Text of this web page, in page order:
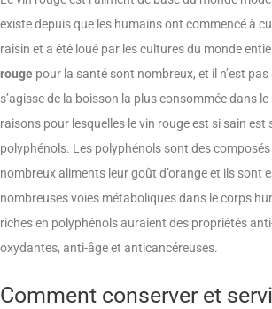
existe depuis que les humains ont commencé à
raisin et a été loué par les cultures du monde
rouge pour la santé sont nombreux, et il n’est pas
s’agisse de la boisson la plus consommée dans le
raisons pour lesquelles le vin rouge est si sain est
polyphénols. Les polyphénols sont des
nombreux aliments leur goût d’orange et ils sont
nombreuses voies métaboliques dans le corps
riches en polyphénols auraient des propriétés
oxydantes, anti-âge et anticancéreuses.
Comment conserver et